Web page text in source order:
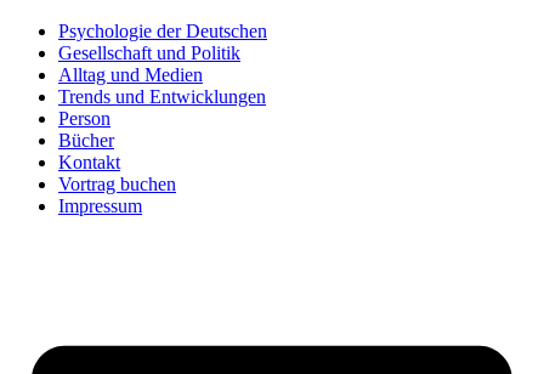
Psychologie der Deutschen
Gesellschaft und Politik
Alltag und Medien
Trends und Entwicklungen
Person
Bücher
Kontakt
Vortrag buchen
Impressum